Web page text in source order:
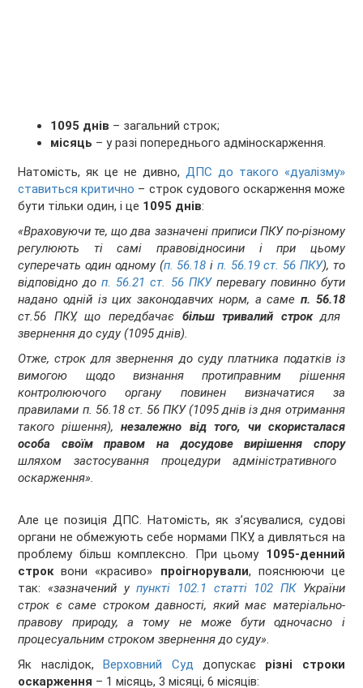
1095 днів – загальний строк;
місяць – у разі попереднього адміноскарження.
Натомість, як це не дивно, ДПС до такого «дуалізму»
ставиться критично – строк судового оскарження може
бути тільки один, і це 1095 днів:
«Враховуючи те, що два зазначені приписи ПКУ по-різному
регулюють ті самі правовідносини і при цьому
суперечать один одному (п. 56.18 і п. 56.19 ст. 56 ПКУ), то
відповідно доп. 56.21 ст. 56 ПКУперевагу повинно бути
надано одній із цих законодавчих норм, а саме п. 56.18
ст.56 ПКУ, що передбачає більш тривалий строкдля
звернення до суду (1095 днів).
Отже, строк для звернення до суду платника податків із
вимогою щодо визнання протиправним рішення
контролюючого органу повинен визначатися за
правилами п. 56.18 ст. 56 ПКУ (1095 днів із дня отримання
такого рішення),незалежно від того, чи скористалася
особа своїм правом на досудове вирішення спору
шляхом застосування процедури адміністративного
оскарження».
Але це позиція ДПС. Натомість, як з’ясувалися, судові
органи не обмежують себе нормами ПКУ, а дивляться на
проблему більш комплексно. При цьому 1095-денний
строквони «красиво» проігнорували, пояснюючи це
так:«зазначений упункті 102.1 статті 102 ПКУкраїни
строк є саме строком давності, який має матеріально-
правову природу, а тому не може бути одночасно і
процесуальним строком звернення до суду».
Як наслідок,Верховний Суд допускає різні строки
оскарження – 1 місяць, 3 місяці, 6 місяців: